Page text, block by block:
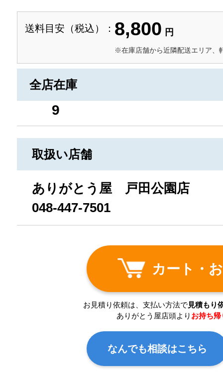
送料目安（税込）： 8,800 円
※在庫店舗から近隣配送エリア、
全店在庫
9
取扱い店舗
ありがとう屋 戸田公園店
048-447-7501
カート・
お見積り依頼は、支払い方法で見積もり
ありがとう屋店頭より お持ち帰
なんでも相談はこちら